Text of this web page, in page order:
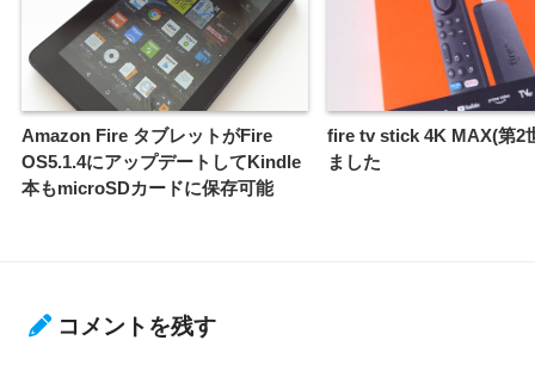
Amazon Fire タブレットがFire
OS5.1.4にアップデートしてKindle
本もmicroSDカードに保存可能
fire tv stick 4K MAX(第2
ました
コメントを残す